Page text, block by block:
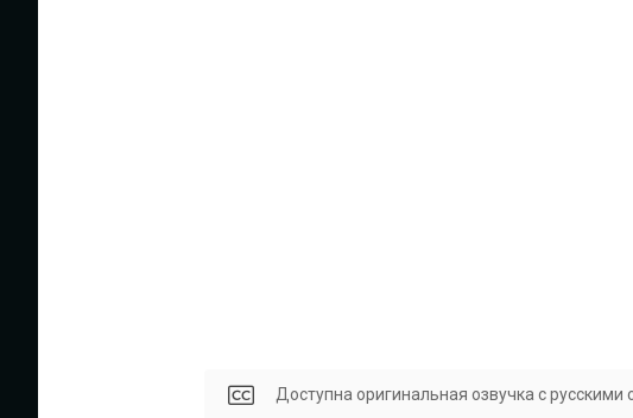
Доступна оригинальная озвучка с русскими